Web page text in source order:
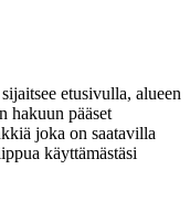
etusivulla, alueen
hakuun pääset
joka on saatavilla
käyttämästäsi